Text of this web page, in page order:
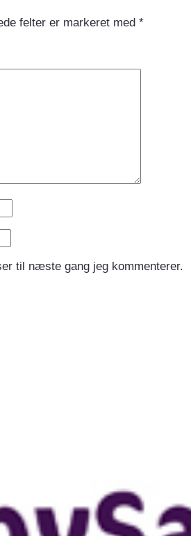
felter er markeret med*
til næste gang jeg kommenterer.